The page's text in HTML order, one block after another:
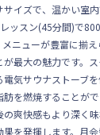
イズで、温かい室
ッスン(45分間)で
ニューが豊富に揃
最大の魅力です。
電気サウナストーブ
を燃焼することが
の爽快感もより深く
果を発揮します。月